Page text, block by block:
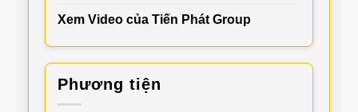
Xem Video của Tiến Phát Group
Phương tiện